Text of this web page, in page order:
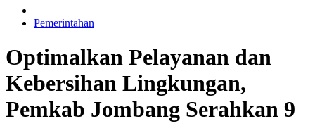
Pemerintahan
Optimalkan Pelayanan dan
Kebersihan Lingkungan,
Pemkab Jombang Serahkan 9